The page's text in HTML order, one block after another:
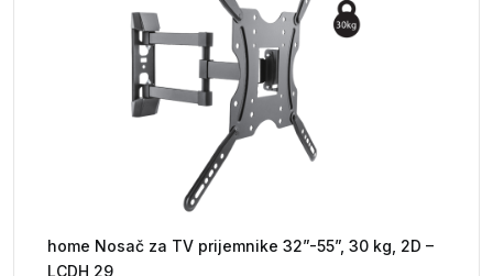
home Nosač za TV prijemnike 32”-55”, 30 kg, 2D –
LCDH 29